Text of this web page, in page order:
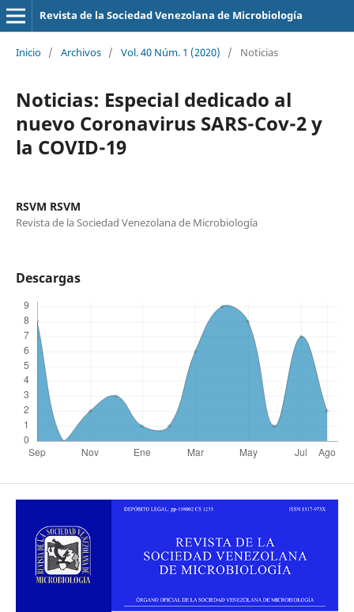
Revista de la Sociedad Venezolana de Microbiología
Inicio / Archivos / Vol. 40 Núm. 1 (2020) / Noticias
Noticias: Especial dedicado al
nuevo Coronavirus SARS-Cov-2 y
la COVID-19
RSVM RSVM
Revista de la Sociedad Venezolana de Microbiología
Descargas